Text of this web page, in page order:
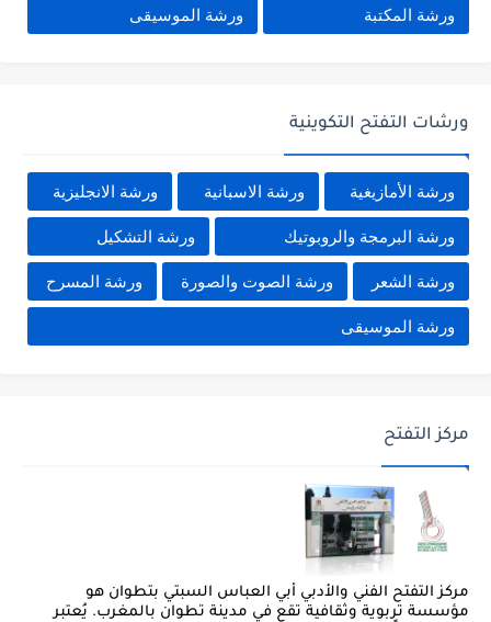
ورشة المكتبة ورشة الموسيقى
ورشات التفتح التكوينية
ورشة الأمازيغية ورشة الاسبانية ورشة الانجليزية
ورشة البرمجة والروبوتيك ورشة التشكيل
ورشة الشعر ورشة الصوت والصورة ورشة المسرح
ورشة الموسيقى
مركز التفتح
مركز التفتح الفني والأدبي أبي العباس السبتي بتطوان هو
مؤسسة تربوية وثقافية تقع في مدينة تطوان بالمغرب. يُعتبر